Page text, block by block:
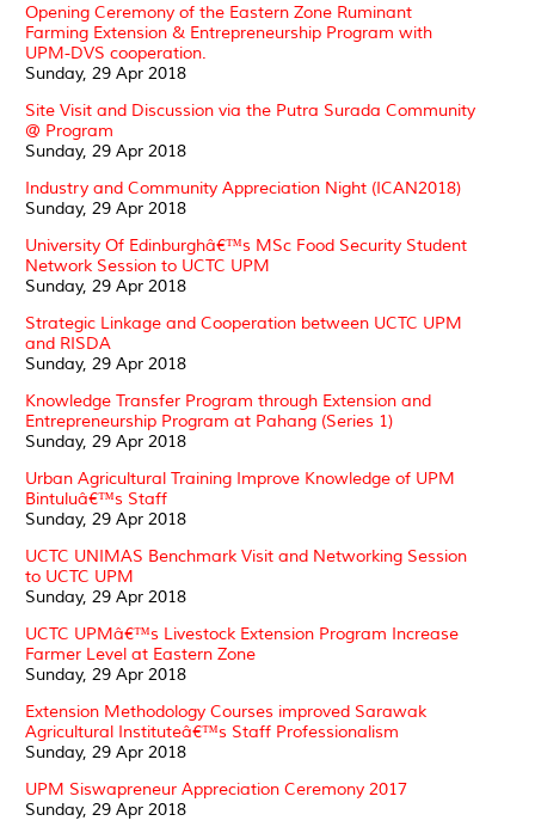
Opening Ceremony of the Eastern Zone Ruminant
Farming Extension & Entrepreneurship Program with
UPM-DVS cooperation.
Sunday, 29 Apr 2018
Site Visit and Discussion via the Putra Surada Community
@ Program
Sunday, 29 Apr 2018
Industry and Community Appreciation Night (ICAN2018)
Sunday, 29 Apr 2018
University Of Edinburghâ€™s MSc Food Security Student
Network Session to UCTC UPM
Sunday, 29 Apr 2018
Strategic Linkage and Cooperation between UCTC UPM
and RISDA
Sunday, 29 Apr 2018
Knowledge Transfer Program through Extension and
Entrepreneurship Program at Pahang (Series 1)
Sunday, 29 Apr 2018
Urban Agricultural Training Improve Knowledge of UPM
Bintuluâ€™s Staff
Sunday, 29 Apr 2018
UCTC UNIMAS Benchmark Visit and Networking Session
to UCTC UPM
Sunday, 29 Apr 2018
UCTC UPMâ€™s Livestock Extension Program Increase
Farmer Level at Eastern Zone
Sunday, 29 Apr 2018
Extension Methodology Courses improved Sarawak
Agricultural Instituteâ€™s Staff Professionalism
Sunday, 29 Apr 2018
UPM Siswapreneur Appreciation Ceremony 2017
Sunday, 29 Apr 2018